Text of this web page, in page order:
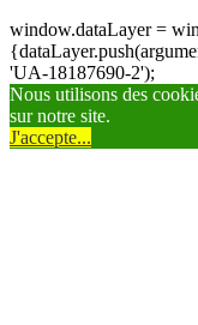
window.dataLayer =
'UA-18187690-2');
Nous utilisons des
sur notre site.
J'accepte...